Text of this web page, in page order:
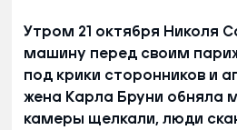
Утром 21 октября Николя
машину перед своим
под крики сторонников и
жена Карла Бруни обняла
камеры щелкали, люди